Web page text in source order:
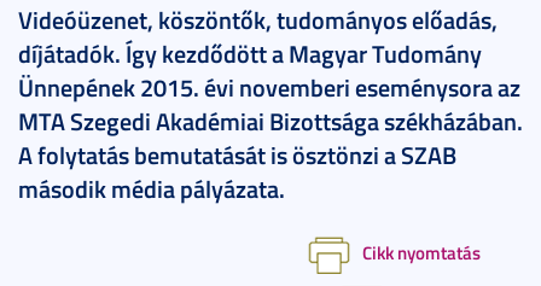
Videóüzenet, köszöntők, tudományos előadás,
díjátadók. Így kezdődött a Magyar Tudomány
Ünnepének 2015. évi novemberi eseménysora az
MTA Szegedi Akadémiai Bizottsága székházában.
A folytatás bemutatását is ösztönzi a SZAB
második média pályázata.
Cikk nyomtatás